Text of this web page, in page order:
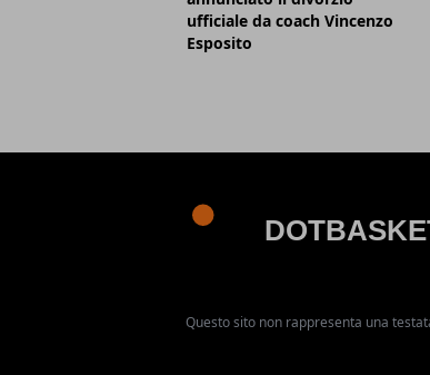
ufficiale da coach Vincenzo
Esposito
Questo sito non rappresenta una